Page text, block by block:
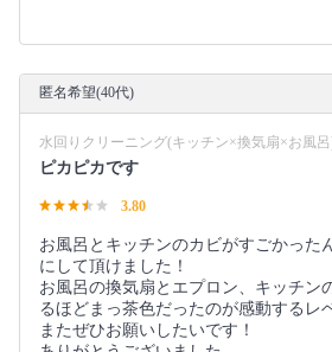
匿名希望(40代)
水回りクリーニング(キッチン×換気扇×お風呂
ピカピカです
3.80
お風呂とキッチンのカビがすごかった
にして頂けました！
お風呂の換気扇とエプロン、キッチン
るほどまっ茶色だったのが感動するレ
またぜひお願いしたいです！